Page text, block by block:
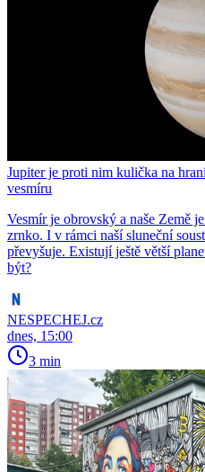
Jupiter je proti nim kulička na
vesmíru
Vesmír je obrovský a naše Země
zrnko. I v rámci naší sluneční
převyšuje. Existují ještě větší
být?
NESPECHEJ.cz
dnes, 15:00
3 min